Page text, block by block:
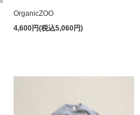
OrganicZOO
4,600円(税込5,060円)